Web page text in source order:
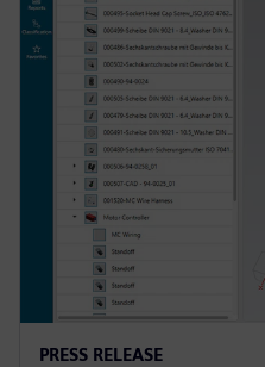
PRESS RELEASE